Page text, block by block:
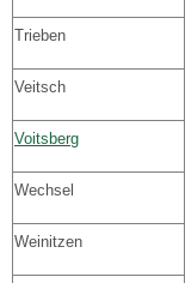
Trieben
Veitsch
Voitsberg
Wechsel
Weinitzen